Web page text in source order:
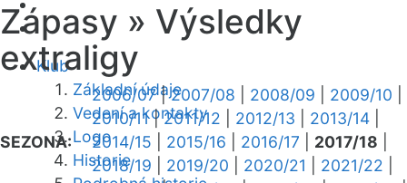
Klub
Základní údaje
Vedení a kontakty
Logo
Historie
Zápasy » Výsledky
extraligy
SEZONA:
2006/07|2007/08 2008/09 2009/10
2010/11|2011/12 2012/13 2013/14
2014/15
2015/16 2016/17 2017/18
2018/19
2019/20 2020/21 2021/22